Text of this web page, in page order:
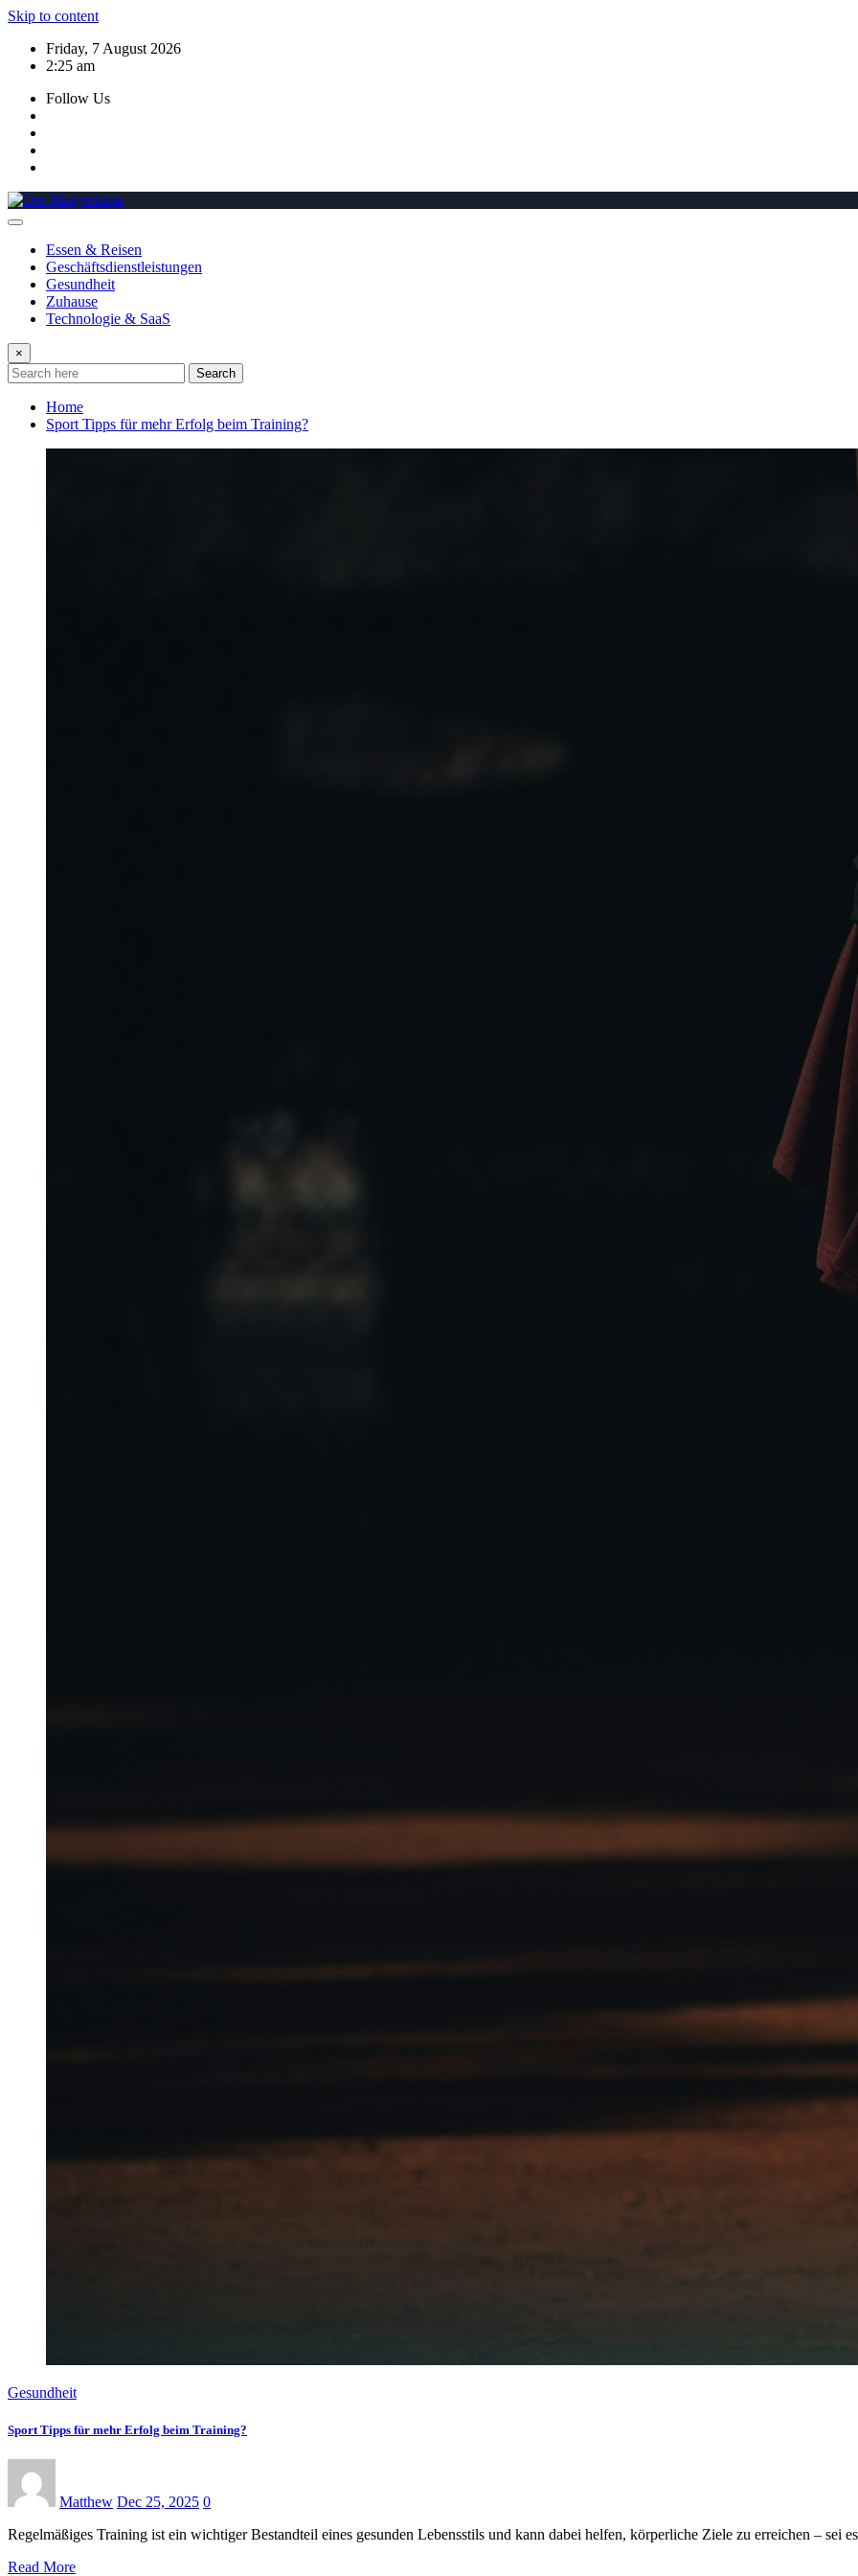
Skip to content
Friday, 7 August 2026
2:25 am
Follow Us
Essen & Reisen
Geschäftsdienstleistungen
Gesundheit
Zuhause
Technologie & SaaS
×
Search
Home
Sport Tipps für mehr Erfolg beim Training?
Gesundheit
Sport Tipps für mehr Erfolg beim Training?
Matthew Dec 25, 2025 0
Regelmäßiges Training ist ein wichtiger Bestandteil eines gesunden Lebensstils und kann dabei helfen, körperliche Ziele zu erreichen – sei
Read More